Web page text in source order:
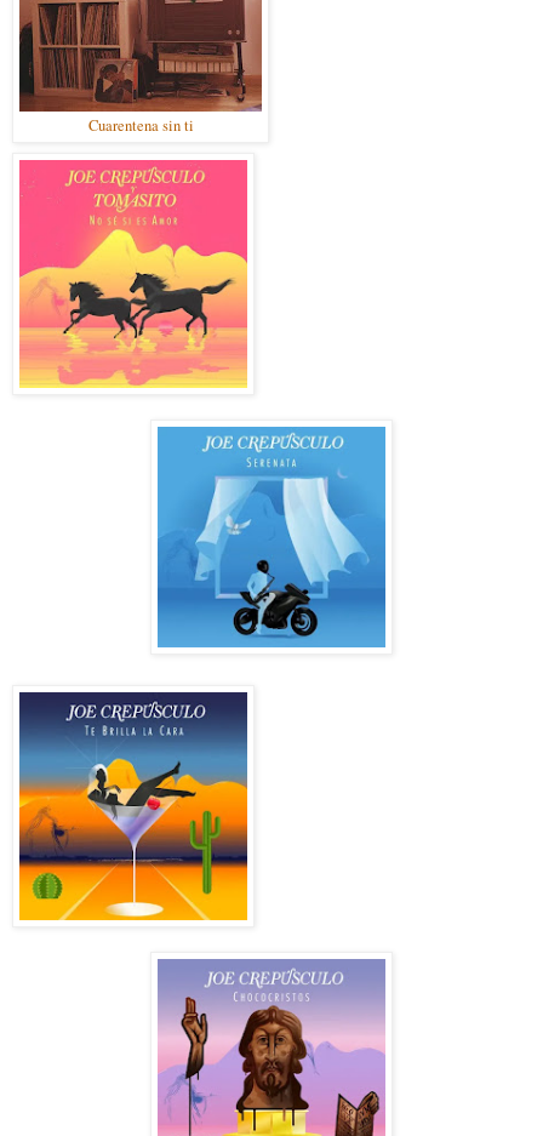
Cuarentena sin ti